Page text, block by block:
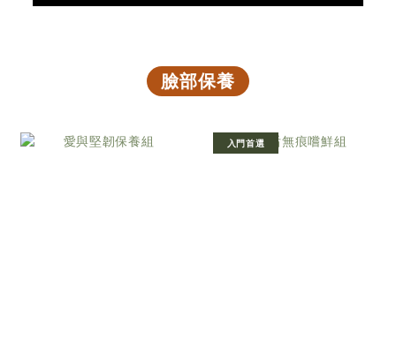
臉部保養
入門首選